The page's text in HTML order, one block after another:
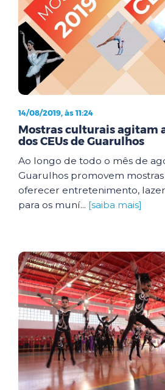
14/08/2019, às 11:24
Mostras culturais agitam
dos CEUs de Guarulhos
Ao longo de todo o mês de
Guarulhos promovem
oferecer entretenimento,
para os muní... [saiba mais]